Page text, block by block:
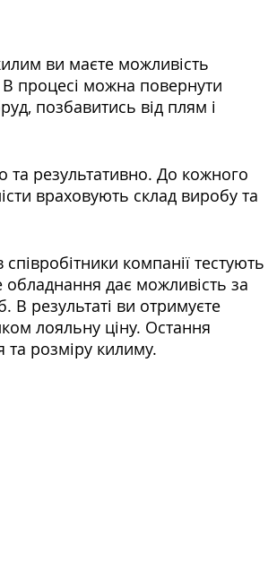
ви маєте можливість
процесі можна повернути
позбавитись від плям і
результативно. До кожного
враховують склад виробу та
компанії тестують
обладнання дає можливість за
В результаті ви отримуєте
лояльну ціну. Остання
та розміру килиму.